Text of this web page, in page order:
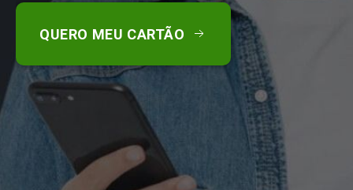
QUERO MEU CARTÃO